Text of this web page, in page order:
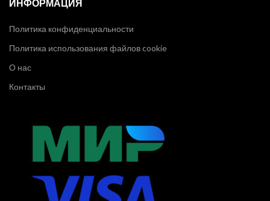
ИНФОРМАЦИЯ
Политика конфиденциальности
Политика использования файлов cookie
О нас
Контакты